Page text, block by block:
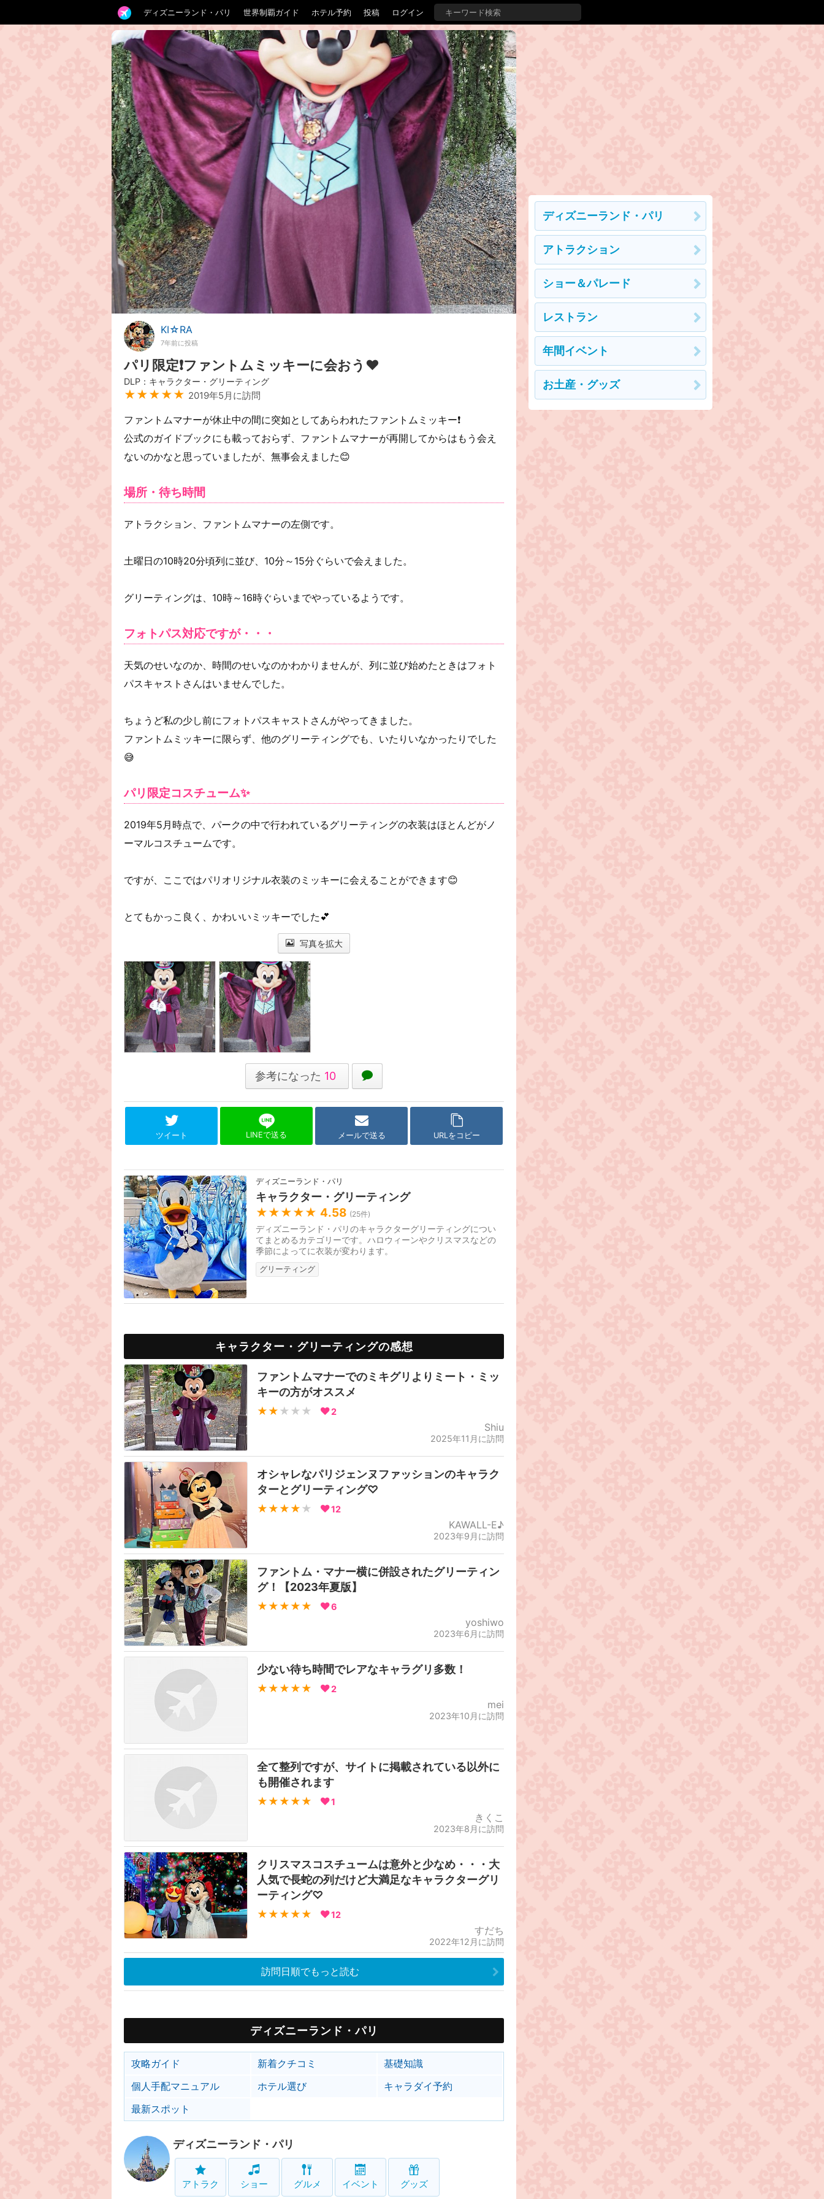
ディズニーランド・パリ 世界制覇ガイド ホテル予約 投稿 ログイン
KI☆RA
7年前に投稿
パリ限定❗ファントムミッキーに会おう❤️
DLP：キャラクター・グリーティング
★★★★★ 2019年5月に訪問
ファントムマナーが休止中の間に突如としてあらわれたファントムミッキー❗
公式のガイドブックにも載っておらず、ファントムマナーが再開してからはもう会え
ないのかなと思っていましたが、無事会えました😊
場所・待ち時間
アトラクション、ファントムマナーの左側です。
土曜日の10時20分頃列に並び、10分～15分ぐらいで会えました。
グリーティングは、10時～16時ぐらいまでやっているようです。
フォトパス対応ですが・・・
天気のせいなのか、時間のせいなのかわかりませんが、列に並び始めたときはフォト
パスキャストさんはいませんでした。
ちょうど私の少し前にフォトパスキャストさんがやってきました。
ファントムミッキーに限らず、他のグリーティングでも、いたりいなかったりでした
😅
パリ限定コスチューム✨
2019年5月時点で、パークの中で行われているグリーティングの衣装はほとんどがノ
ーマルコスチュームです。
ですが、ここではパリオリジナル衣装のミッキーに会えることができます😊
とてもかっこ良く、かわいいミッキーでした💕
写真を拡大
参考になった 10
ツイート LINEで送る メールで送る URLをコピー
ディズニーランド・パリ
キャラクター・グリーティング
★★★★★ 4.58 (25件)
ディズニーランド・パリのキャラクターグリーティングについ
てまとめるカテゴリーです。ハロウィーンやクリスマスなどの
季節によってに衣装が変わります。
グリーティング
キャラクター・グリーティングの感想
ファントムマナーでのミキグリよりミート・ミッ
キーの方がオススメ
★★ ★★★ 2
Shiu
2025年11月に訪問
オシャレなパリジェンヌファッションのキャラク
ターとグリーティング♡
★★★★ ★ 12
KAWALL-E♪
2023年9月に訪問
ファントム・マナー横に併設されたグリーティン
グ！【2023年夏版】
★★★★★ 6
yoshiwo
2023年6月に訪問
少ない待ち時間でレアなキャラグリ多数！
★★★★★ 2
mei
2023年10月に訪問
全て整列ですが、サイトに掲載されている以外に
も開催されます
★★★★★ 1
きくこ
2023年8月に訪問
クリスマスコスチュームは意外と少なめ・・・大
人気で長蛇の列だけど大満足なキャラクターグリ
ーティング♡
★★★★★ 12
すだち
2022年12月に訪問
訪問日順でもっと読む
ディズニーランド・パリ
攻略ガイド 新着クチコミ
基礎知識
個人手配マニュアル
ホテル選び
キャラダイ予約
最新スポット
ディズニーランド・パリ
アトラク ショー グルメ イベント グッズ
ディズニーランド・パリ
アトラクション
ショー＆パレード
レストラン
年間イベント
お土産・グッズ